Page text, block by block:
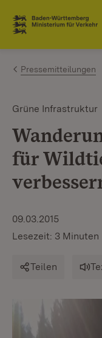
Zum Inhalt
Link zur Startseite
Pressemitteilungen
Grüne Infrastruktur
für
09.03.2015
Lesezeit: 3 Minuten
Teilen